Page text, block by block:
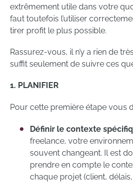
extrêmement utile dans votre
faut toutefois l’utiliser
tirer profit le plus possible.
Rassurez-vous, il n’y a rien de
suffit seulement de suivre ces
1. PLANIFIER
Pour cette première étape vous
Définir le contexte
freelance, votre
souvent changeant. Il est
prendre en compte le
chaque projet (client,